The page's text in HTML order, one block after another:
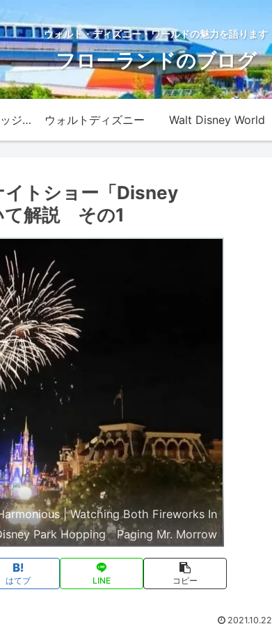
ウォルト・ディズニー・ワールドの魅力を語ります
フローランドのブログ
ディズニー・カレッジ・プログラム ウォルトディズニー Walt Disney World
トショー「Disney
て解説 その1
| Watching Both Fireworks In
Park Hopping Paging Mr. Morrow
はてブ LINE コピー
2021.10.22